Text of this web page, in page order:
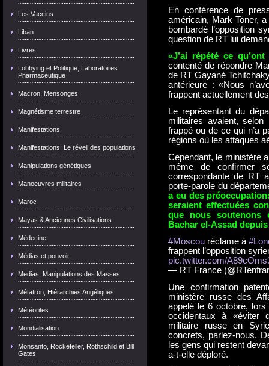
Les Vaccins
Liban
Livres
Lobbying et Politique, Laboratoires
Pharmaceutique
Macron, Mensonges
Magnétisme terrestre
Manifestations
Manifestations, Le réveil des populations
Manipulations génétiques
Manoeuvres militaires
Maroc
Mayas & Anciennes Civilisations
Médecine
Médias et pouvoir
Medias, Manipulations des Masses
Métatron, Hiérarchies Angéliques
Météorites
Mondialisation
Monsanto, Rockefeller, Rothschild et Bill
Gates
En conférence de
américain, Mark Toner,
bombardé l’opposition
question de RT lui
«J’ai répété ce
contenté de répondre
de RT Gayané
antérieure : «Nous
frappent actuellement
Le représentant du
militaires avaient,
frappé ou de ce qui n’a
régions où les attaques
Cependant, le ministère
même de confirmer
correspondante de RT
porte-parole du
a eu des
seraient effectuées
que nous soutenons
Bachar el-Assad
#Moscou réclame à
frappent l’opposition
pic.twitter.com/
— RT France
Une confirmation
ministère russe des
appelé le 6 octobre, lors
occidentaux à «éviter
militaire russe en
concrets, parlez-nous.
les gens qui restent
a-t-elle déploré.